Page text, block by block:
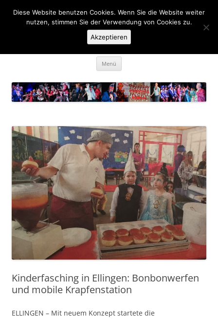
Inhalt
springen KaGe Ellingen 1963 e.V.
… des is ka Spass net, des is Fasching …
Menü
Kinderfasching in Ellingen: Bonbonwerfen
und mobile Krapfenstation
ELLINGEN – Mit neuem Konzept startete die
Diese Website benutzen Cookies. Wenn Sie die Website weiter
nutzen, stimmen Sie der Verwendung von Cookies zu.
Akzeptieren